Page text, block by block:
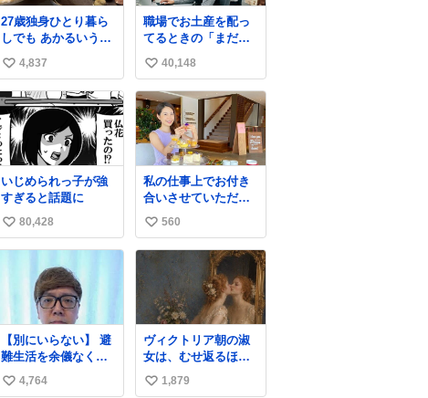
27歳独身ひとり暮ら
しでも あかるいうち
から呑みながらキッ
チンでひとり焼肉で
きてしあわせだもん՞
o̴̶̷̥ ̫ o̴̶̷̥ ՞
い
い
ね
数
4,837
職場でお土産を配っ
てるときの「まだ気
づいてませんよ」的
な演技が毎回シンド
い。
い
い
ね
数
40,148
いじめられっ子が強
すぎると話題に
い
い
80,428
私の仕事上でお付き
合いさせていただい
ている富裕層の社長
さん達は、こんな事
しない。 こんな自慢
は一切しないし、な
んなら表に出てこな
い。 自分に自信がな
い半端モンはブラン
ドで自分を飾りキラ
キラ自慢をする。 #
折田楓 #merchu
い
い
数
560
【別にいらない】 避
難生活を余儀なくさ
れている子どもたち
のためにヒカキンボ
い
4,764
ヴィクトリア朝の淑
女は、むせ返るほど
大量の香水を身につ
けるものではないと
い
1,879